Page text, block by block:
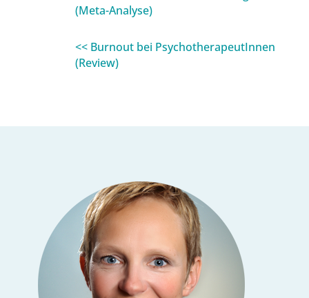
(Meta-Analyse)
<< Burnout bei PsychotherapeutInnen
(Review)